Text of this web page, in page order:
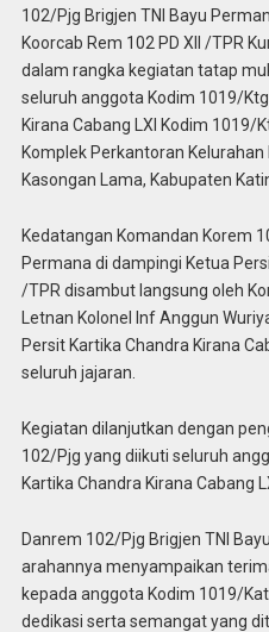
102/Pjg Brigjen TNI Bayu
Koorcab Rem 102 PD XII /TPR
dalam rangka kegiatan tatap
seluruh anggota Kodim 1019/
Kirana Cabang LXI Kodim
Komplek Perkantoran
Kasongan Lama, Kabupaten
Kedatangan Komandan Korem
Permana di dampingi Ketua
/TPR disambut langsung oleh
Letnan Kolonel Inf Anggun
Persit Kartika Chandra Kirana
seluruh jajaran.
Kegiatan dilanjutkan dengan
102/Pjg yang diikuti seluruh
Kartika Chandra Kirana Cabang
Danrem 102/Pjg Brigjen TNI
arahannya menyampaikan
kepada anggota Kodim 1019/
dedikasi serta semangat yang